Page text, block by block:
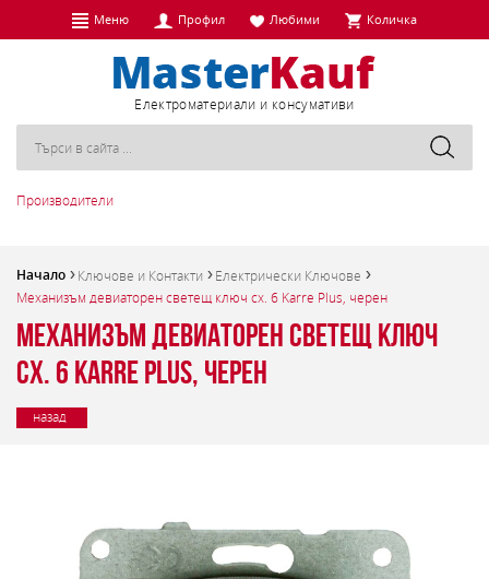
Меню Профил Любими Количка
Eлектроматериали и консумативи
Производители
Начало Ключове и Контакти
Електрически Ключове
Механизъм девиаторен светещ ключ сх. 6 Karre Plus, черен
Механизъм девиаторен светещ ключ
сх. 6 Karre Plus, черен
назад